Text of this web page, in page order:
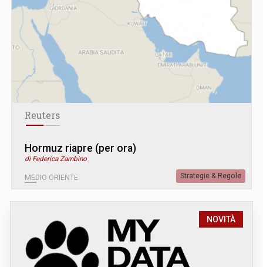
Reuters
Hormuz riapre (per ora)
di Federica Zambino
MEDIO ORIENTE Strategie & Regole
NOVITÀ